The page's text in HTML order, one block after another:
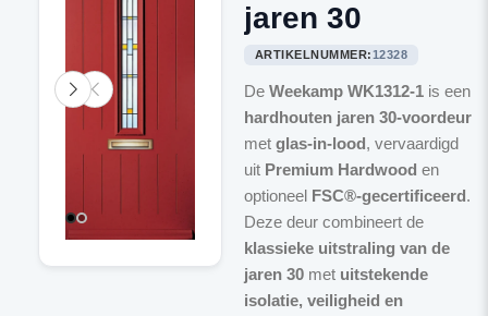
jaren 30
ARTIKELNUMMER:12328
De Weekamp WK1312-1is een
hardhouten jaren 30-voordeur
met glas-in-lood, vervaardigd
uit Premium Hardwood en
optioneel FSC®-gecertificeerd.
Deze deur combineert de
klassieke uitstraling van de
jaren 30met uitstekende
isolatie, veiligheid en